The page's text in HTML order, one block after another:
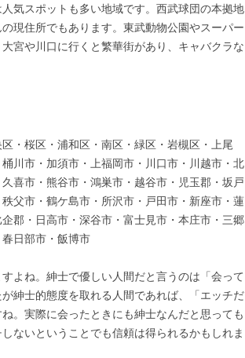
気スポットも多い地域です。西武球団の本拠地
現住所でもあります。東武動物公園やスーパー
宮や川口に行くと繁華街があり、キャバクラな
・桜区・浦和区・南区・緑区・岩槻区・上尾
川市・加須市・上福岡市・川口市・川越市・北
喜市・熊谷市・鴻巣市・越谷市・児玉郡・坂戸
父市・鶴ケ島市・所沢市・戸田市・新座市・蓮
郡・日高市・深谷市・富士見市・本庄市・三郷
日部市・飯博市
よね。紳士で優しい人間だと言うのは「会って
紳士的態度を取れる人間であれば、「エッチだ
。実際に会ったときにも紳士なんだと思っても
ないということでも信頼は得られるかもしれま